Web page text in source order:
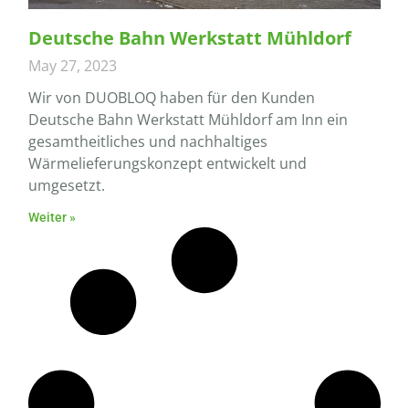
Deutsche Bahn Werkstatt Mühldorf
May 27, 2023
Wir von DUOBLOQ haben für den Kunden
Deutsche Bahn Werkstatt Mühldorf am Inn ein
gesamtheitliches und nachhaltiges
Wärmelieferungskonzept entwickelt und
umgesetzt.
Weiter »